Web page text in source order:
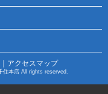
｜アクセスマップ
住本店 All rights reserved.